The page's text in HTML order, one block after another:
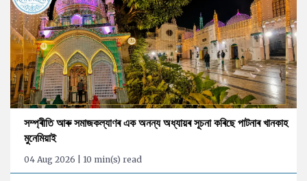
সম্প্ৰীতি আৰু সমাজকল্যাণৰ এক অনন্য অধ্যায়ৰ সূচনা কৰিছে পাটনাৰ খানকাহ
মুনেমিয়াই
04 Aug 2026 | 10 min(s) read